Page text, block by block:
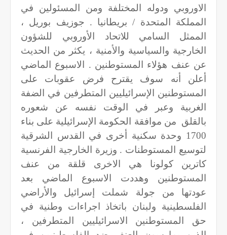
الاوروبي ودوله المختلفة ومن المسئولين في
المملكة المتحدة / بريطانيا . جوزيف بوريل ،
الممثل السامي للاتحاد الأوروبي للشؤون
الخارجية والسياسية والأمنية ، يكثر من الحديث
عن عنف هؤلاء المستوطنين . الاسبوع الماضي
أعلن أنه سوف يقترح فرض عقوبات على
المستوطنين الإسرائيليين المتطرفين في الضفة
الغربية وعبر في الوقت نفسه عن شعوره
بالقلق من موافقة الحكومة الإسرائيلية على بناء
1700 وحدة سكنية أخرى في القدس الشرقية
لتوسيع المستوطنات . وزيرة الخارجية الفرنسية
كاترين كولونا هي الاخرى قلقة من عنف
المستوطنين وهددت الاسبوع الماضي بعد
عودتها من جولة شملت إسرائيل والأراضي
الفلسطينية ولبنان باتخاذ اجراءات وطنية في
حق المستوطنين الاسرائيليين المتطرفين ،